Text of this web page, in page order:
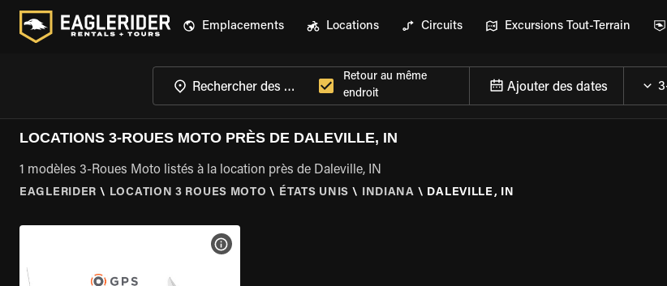
Emplacements Locations Circuits Excursions Tout-Terrain
Retour au même
endroit
Ajouter des dates
LOCATIONS 3-ROUES MOTO PRÈS DE DALEVILLE, IN
1 modèles 3-Roues Moto listés à la location près de Daleville, IN
EAGLERIDER \ LOCATION 3 ROUES MOTO \ ÉTATS UNIS \ INDIANA \ DALEVILLE, IN
VOIR LES SPÉCIFICATIONS DE LA MOTO